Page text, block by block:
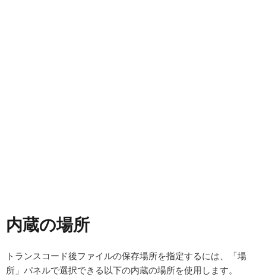
内蔵の場所
トランスコード後ファイルの保存場所を指定するには、「場
所」パネルで選択できる以下の内蔵の場所を使用します。